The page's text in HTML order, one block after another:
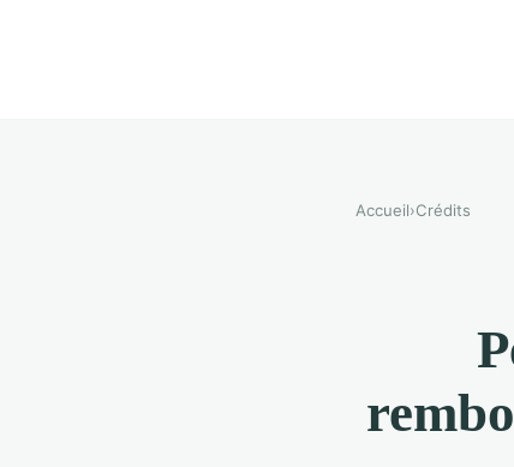
Accueil›Crédits